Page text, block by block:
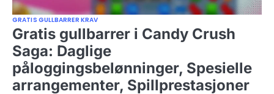
GRATIS GULLBARRER KRAV
Gratis gullbarrer i Candy Crush
Saga: Daglige
påloggingsbelønninger, Spesielle
arrangementer, Spillprestasjoner